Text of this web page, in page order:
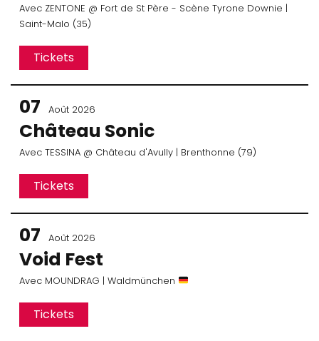
Avec ZENTONE @ Fort de St Père - Scène Tyrone Downie |
Saint-Malo (35)
Tickets
07 Août 2026
Château Sonic
Avec TESSINA @ Château d'Avully | Brenthonne (79)
Tickets
07 Août 2026
Void Fest
Avec MOUNDRAG | Waldmünchen
Tickets